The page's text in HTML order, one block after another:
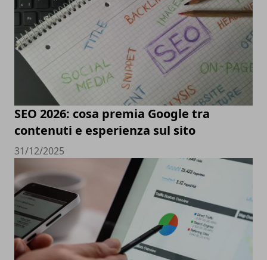
SEO 2026: cosa premia Google tra
contenuti e esperienza sul sito
31/12/2025